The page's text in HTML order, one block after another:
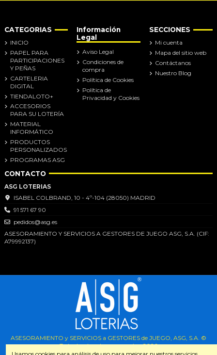
CATEGORIAS
INICIO
PAPEL PARA
PARTICIPACIONES
Y PEÑAS
CARTELERIA
DIGITAL
TIENDALOTO+
ACCESORIOS
PARA SU LOTERÍA
MATERIAL
INFORMÁTICO
PRODUCTOS
PERSONALIZADOS
PROGRAMAS ASG
Información
Legal
Aviso Legal
Condiciones de
compra
Política de Cookies
Política de
Privacidad y Cookies
SECCIONES
Mi cuenta
Mapa del sitio web
Contáctanos
Nuestro Blog
CONTACTO
ASG LOTERIAS
ISABEL COLBRAND, 10 - 4º-104 (28050) MADRID
91 571 67 90
pedidos@asg.es
ASESORAMIENTO Y SERVICIOS A GESTORES DE JUEGO ASG, S.A. (CIF:
A79992137)
ASESORAMIENTO y SERVICIOS a GESTORES de JUEGO, ASG, S.A. ©
Todos los derechos reservados.2026